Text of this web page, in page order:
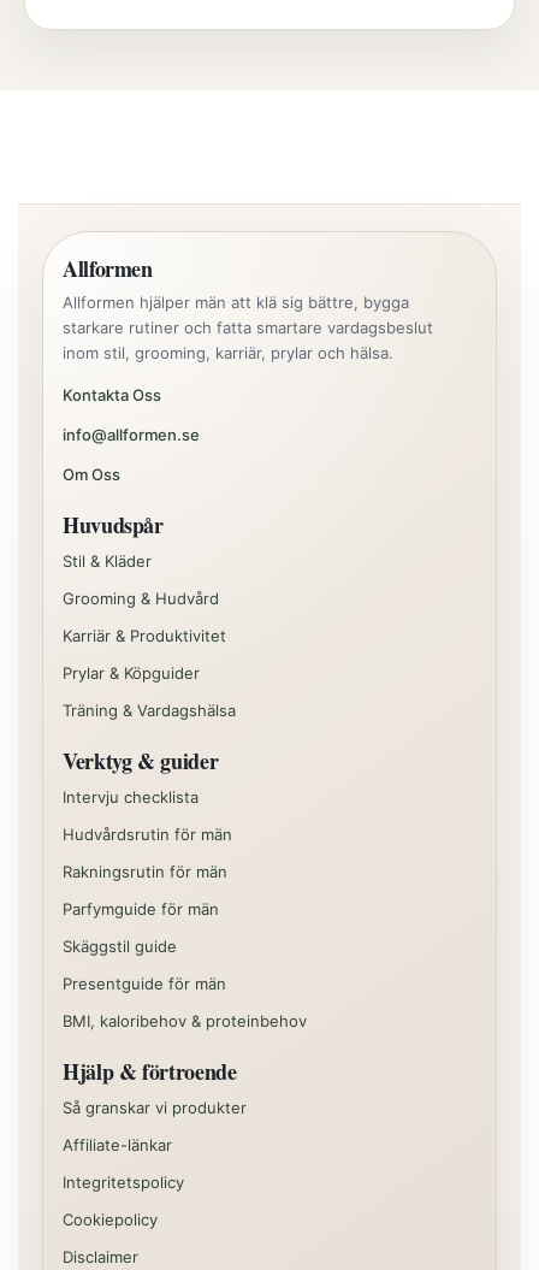
Allformen
Allformen hjälper män att klä sig bättre, bygga
starkare rutiner och fatta smartare vardagsbeslut
inom stil, grooming, karriär, prylar och hälsa.
Kontakta Oss
info@allformen.se
Om Oss
Huvudspår
Stil & Kläder
Grooming & Hudvård
Karriär & Produktivitet
Prylar & Köpguider
Träning & Vardagshälsa
Verktyg & guider
Intervju checklista
Hudvårdsrutin för män
Rakningsrutin för män
Parfymguide för män
Skäggstil guide
Presentguide för män
BMI, kaloribehov & proteinbehov
Hjälp & förtroende
Så granskar vi produkter
Affiliate-länkar
Integritetspolicy
Cookiepolicy
Disclaimer